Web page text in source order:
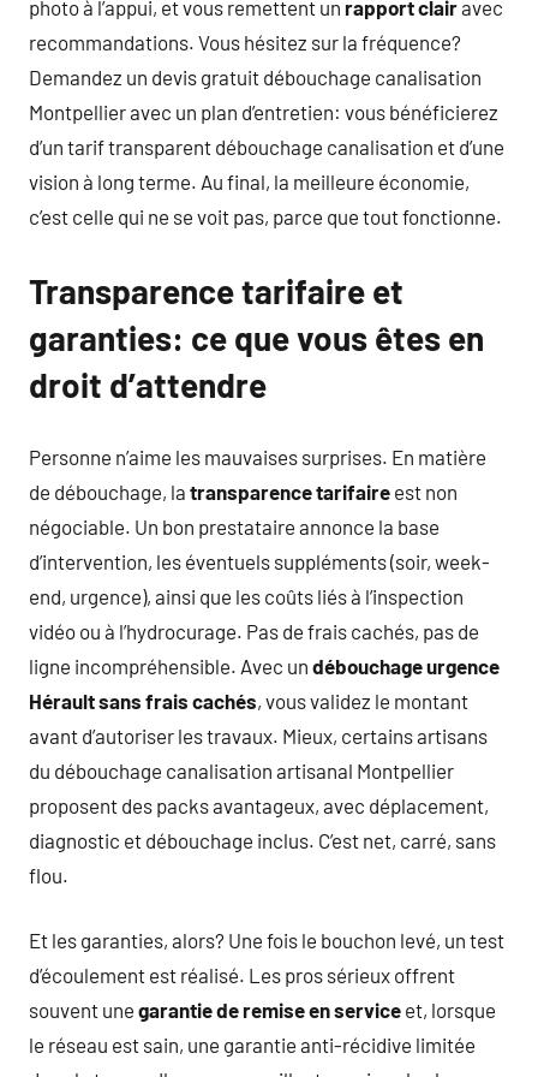
photo à l’appui, et vous remettent un rapport clairavec
recommandations. Vous hésitez sur la fréquence?
Demandez un devis gratuit débouchage canalisation
Montpellier avec un plan d’entretien: vous bénéficierez
d’un tarif transparent débouchage canalisation et d’une
vision à long terme. Au final, la meilleure économie,
c’est celle qui ne se voit pas, parce que tout fonctionne.
Transparence tarifaire et
garanties: ce que vous êtes en
droit d’attendre
Personne n’aime les mauvaises surprises. En matière
de débouchage, la transparence tarifaire est non
négociable. Un bon prestataire annonce la base
d’intervention, les éventuels suppléments (soir, week-
end, urgence), ainsi que les coûts liés à l’inspection
vidéo ou à l’hydrocurage. Pas de frais cachés, pas de
ligne incompréhensible. Avec un débouchage urgence
Hérault sans frais cachés, vous validez le montant
avant d’autoriser les travaux. Mieux, certains artisans
du débouchage canalisation artisanal Montpellier
proposent des packs avantageux, avec déplacement,
diagnostic et débouchage inclus. C’est net, carré, sans
flou.
Et les garanties, alors? Une fois le bouchon levé, un test
d’écoulement est réalisé. Les pros sérieux offrent
souvent une garantie de remise en service et, lorsque
le réseau est sain, une garantie anti-récidive limitée